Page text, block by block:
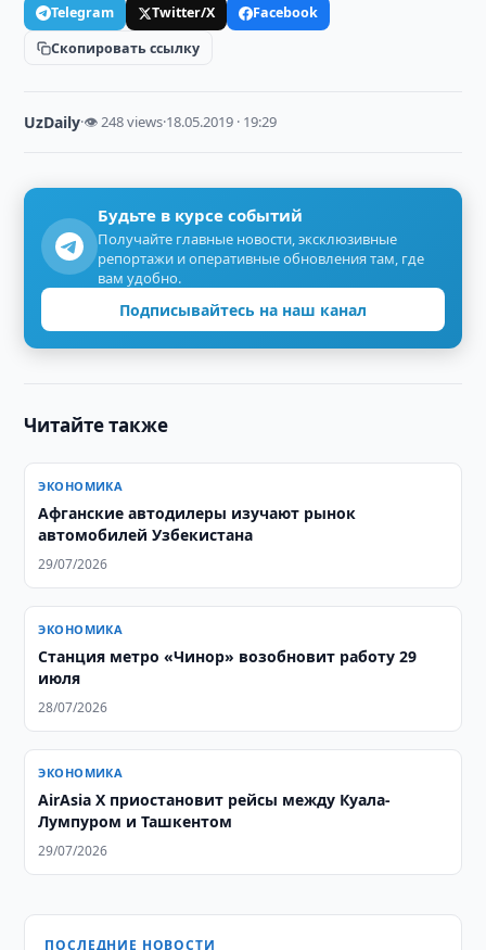
Telegram Twitter/X
Facebook
Скопировать ссылку
UzDaily·👁 248 views·18.05.2019 · 19:29
Будьте в курсе событий
Получайте главные новости, эксклюзивные
репортажи и оперативные обновления там, где
вам удобно.
Подписывайтесь на наш канал
Читайте также
ЭКОНОМИКА
Афганские автодилеры изучают рынок
автомобилей Узбекистана
29/07/2026
ЭКОНОМИКА
Станция метро «Чинор» возобновит работу 29
июля
28/07/2026
ЭКОНОМИКА
AirAsia X приостановит рейсы между Куала-
Лумпуром и Ташкентом
29/07/2026
ПОСЛЕДНИЕ НОВОСТИ